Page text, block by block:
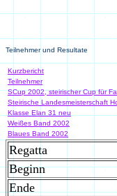
Teilnehmer und Resultate
Kurzbericht
Teilnehmer
SCup 2002, steirischer Cup für
Steirische Landesmeisterschaft
Klasse Elan 31 neu
Weißes Band 2002
Blaues Band 2002
Regatta
Beginn
Ende